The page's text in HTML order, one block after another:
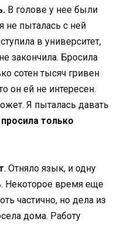
В голове у нее были
не пыталась с ней
в университет,
закончила. Бросила
сотен тысяч гривен
он ей не интересен.
Я пыталась давать
просила только
. Отняло язык, и одну
Некоторое время еще
частично, но дела из
дома. Работу